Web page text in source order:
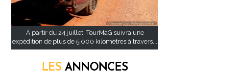
À partir du 24 juillet, TourMaG suivra une
expédition de plus de 5 000 kilomètres à travers...
LES ANNONCES